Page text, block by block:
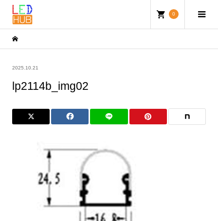
0
2025.10.21
lp2114b_img02